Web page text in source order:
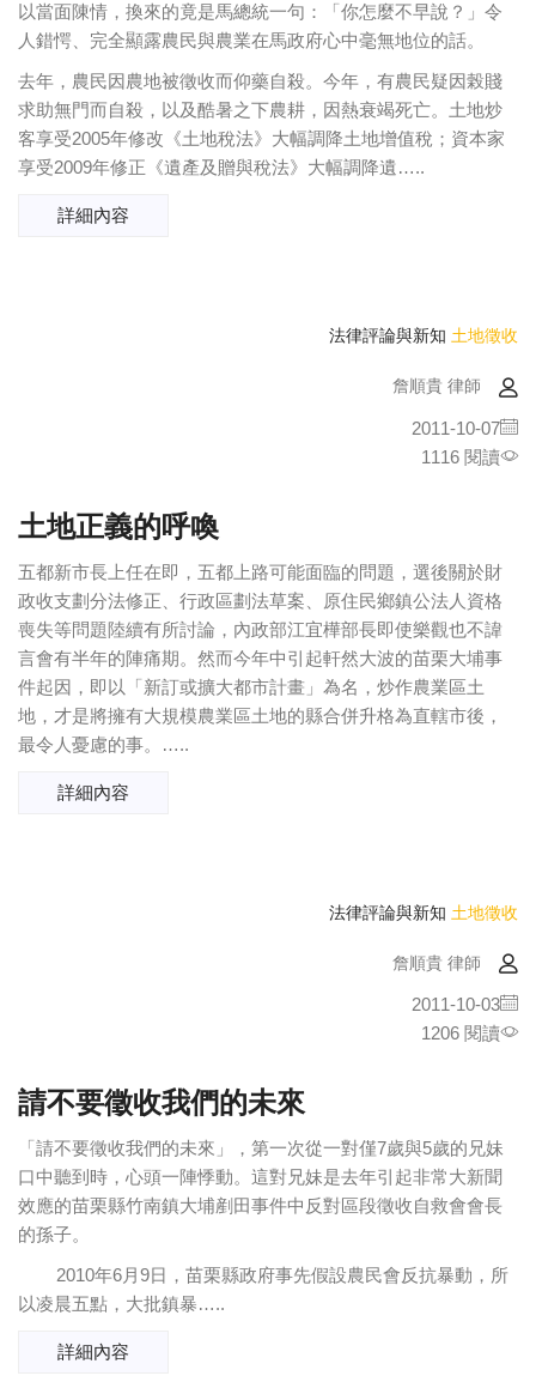
以當面陳情，換來的竟是馬總統一句：「你怎麼不早說？」令
人錯愕、完全顯露農民與農業在馬政府心中毫無地位的話。
去年，農民因農地被徵收而仰藥自殺。今年，有農民疑因榖賤
求助無門而自殺，以及酷暑之下農耕，因熱衰竭死亡。土地炒
客享受2005年修改《土地稅法》大幅調降土地增值稅；資本家
享受2009年修正《遺產及贈與稅法》大幅調降遺…..
詳細內容
法律評論與新知 土地徵收
詹順貴 律師
2011-10-07
1116 閱讀
土地正義的呼喚
五都新市長上任在即，五都上路可能面臨的問題，選後關於財
政收支劃分法修正、行政區劃法草案、原住民鄉鎮公法人資格
喪失等問題陸續有所討論，內政部江宜樺部長即使樂觀也不諱
言會有半年的陣痛期。然而今年中引起軒然大波的苗栗大埔事
件起因，即以「新訂或擴大都市計畫」為名，炒作農業區土
地，才是將擁有大規模農業區土地的縣合併升格為直轄市後，
最令人憂慮的事。…..
詳細內容
法律評論與新知 土地徵收
詹順貴 律師
2011-10-03
1206 閱讀
請不要徵收我們的未來
「請不要徵收我們的未來」，第一次從一對僅7歲與5歲的兄妹
口中聽到時，心頭一陣悸動。這對兄妹是去年引起非常大新聞
效應的苗栗縣竹南鎮大埔剷田事件中反對區段徵收自救會會長
的孫子。
2010年6月9日，苗栗縣政府事先假設農民會反抗暴動，所
以凌晨五點，大批鎮暴…..
詳細內容